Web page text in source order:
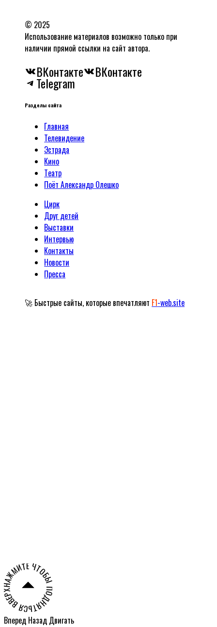
© 2025
Использование материалов возможно только при
наличии прямой ссылки на сайт автора.
ВКонтакте ВКонтакте
Telegram
Разделы сайта
Главная
Телевидение
Эстрада
Кино
Tеатр
Поёт Александр Олешко
Цирк
Друг детей
Выставки
Интервью
Контакты
Новости
Пресса
🚀 Быстрые сайты, которые впечатляют F1-web.site
НАЖМИТЕ ЧТОБЫ ПОДНЯТЬСЯ ВВЕРХ СТРАНИЦЫ ○
Вперед Назад Двигать